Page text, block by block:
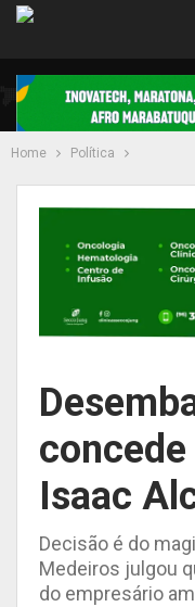
Home Política
Isaac
Decisão é do
Medeiros julgou
do empresário